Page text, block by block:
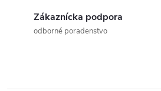
Zákaznícka podpora
odborné poradenstvo